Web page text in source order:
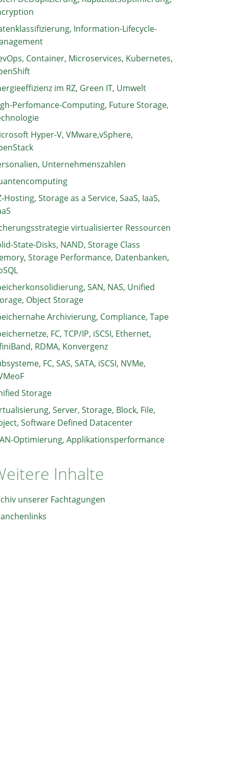
Information-Lifecycle-
Container, Microservices, Kubernetes,
im RZ, Green IT, Umwelt
Perfomance-Computing, Future Storage,
Hyper-V, VMware,vSphere,
Unternehmenszahlen
Hosting, Storage as a Service, SaaS, IaaS,
virtualisierter Ressourcen
State-Disks, NAND, Storage Class
Storage Performance, Datenbanken,
SAN, NAS, Unified
Object Storage
Archivierung, Compliance, Tape
FC, TCP/IP, iSCSI, Ethernet,
RDMA, Konvergenz
FC, SAS, SATA, iSCSI, NVMe,
Storage
Server, Storage, Block, File,
Software Defined Datacenter
Optimierung, Applikationsperformance
Inhalte
unserer Fachtagungen